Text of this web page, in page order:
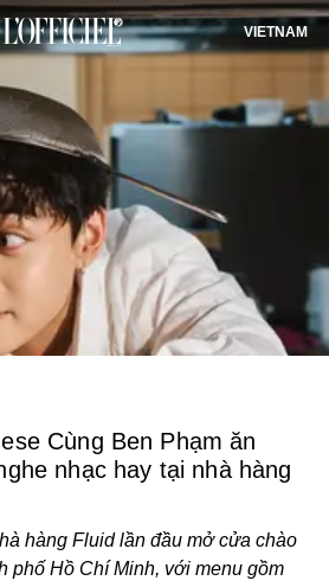
VIETNAM
Cùng Ben Phạm ăn
nhạc hay tại nhà hàng
hàng Fluid lần đầu mở cửa chào
phố Hồ Chí Minh, với menu gồm